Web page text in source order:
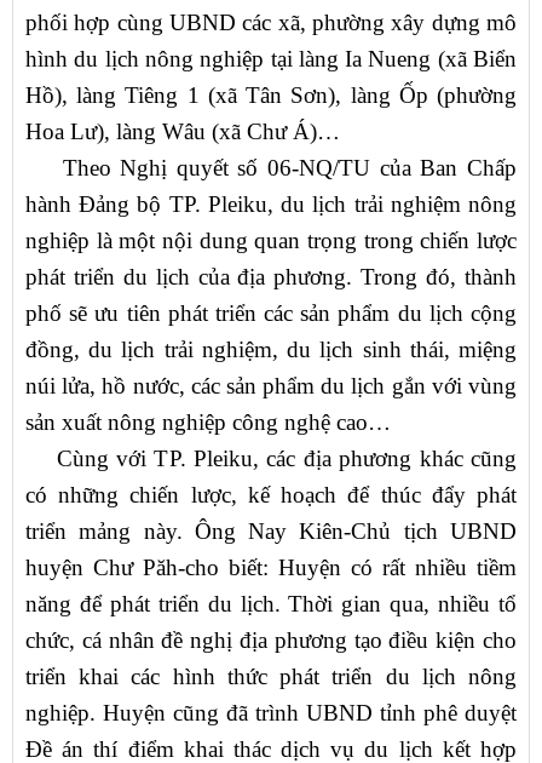
phối hợp cùng UBND các xã, phường xây dựng mô
hình du lịch nông nghiệp tại làng Ia Nueng (xã Biển
Hồ), làng Tiêng 1 (xã Tân Sơn), làng Ốp (phường
Hoa Lư), làng Wâu (xã Chư Á)…
Theo Nghị quyết số 06-NQ/TU của Ban Chấp
hành Đảng bộ TP. Pleiku, du lịch trải nghiệm nông
nghiệp là một nội dung quan trọng trong chiến lược
phát triển du lịch của địa phương. Trong đó, thành
phố sẽ ưu tiên phát triển các sản phẩm du lịch cộng
đồng, du lịch trải nghiệm, du lịch sinh thái, miệng
núi lửa, hồ nước, các sản phẩm du lịch gắn với vùng
sản xuất nông nghiệp công nghệ cao…
Cùng với TP. Pleiku, các địa phương khác cũng
có những chiến lược, kế hoạch để thúc đẩy phát
triển mảng này. Ông Nay Kiên-Chủ tịch UBND
huyện Chư Păh-cho biết: Huyện có rất nhiều tiềm
năng để phát triển du lịch. Thời gian qua, nhiều tổ
chức, cá nhân đề nghị địa phương tạo điều kiện cho
triển khai các hình thức phát triển du lịch nông
nghiệp. Huyện cũng đã trình UBND tỉnh phê duyệt
Đề án thí điểm khai thác dịch vụ du lịch kết hợp